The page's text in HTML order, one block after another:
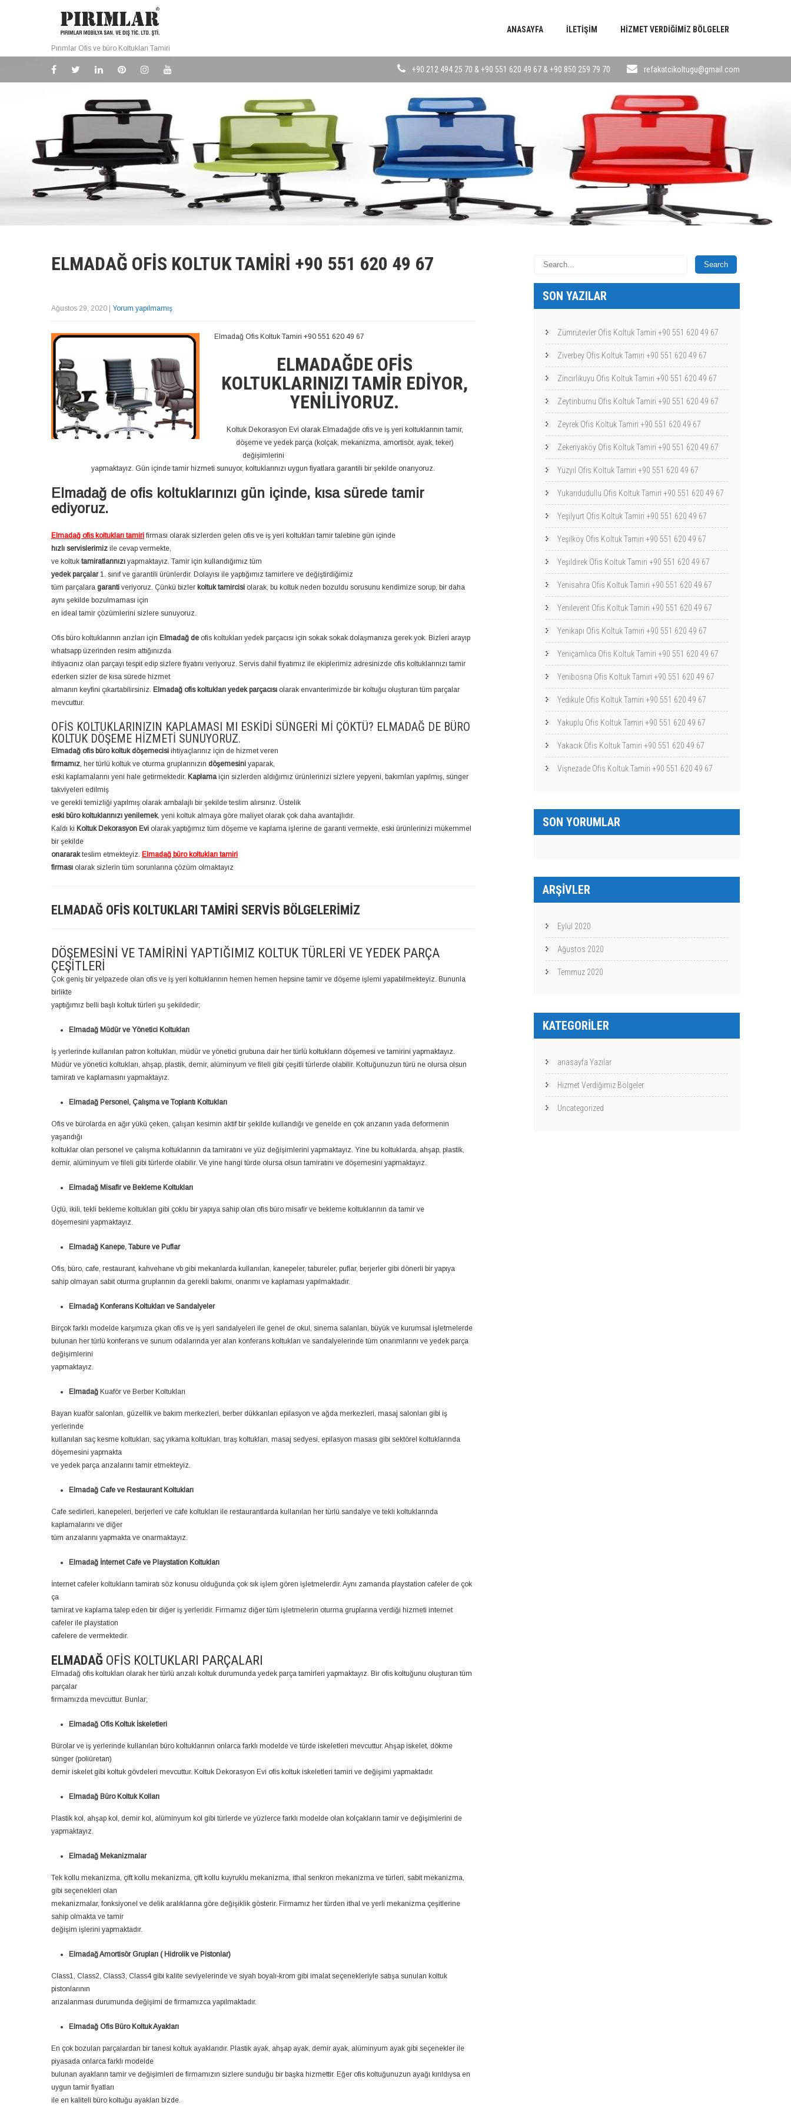
Pırımlar Ofis ve büro Koltukları Tamiri
ANASAYFA İLETIŞIM HIZMET VERDIĞIMIZ BÖLGELER
+90 212 494 25 70 & +90 551 620 49 67 & +90 850 259 79 70 refakatcikoltugu@gmail.com
ELMADAĞ OFIS KOLTUK TAMIRI +90 551 620 49 67
Ağustos 29, 2020 Yorum yapılmamış
Elmadağ Ofis Koltuk Tamiri +90 551 620 49 67
ELMADAĞDE OFIS
KOLTUKLARINIZI TAMIR EDIYOR,
YENILIYORUZ.
Koltuk Dekorasyon Evi olarak Elmadağde ofis ve iş yeri koltuklarının tamir,
döşeme ve yedek parça (kolçak, mekanizma, amortisör, ayak, teker)
değişimlerini
yapmaktayız. Gün içinde tamir hizmeti sunuyor, koltuklarınızı uygun fiyatlara garantili bir şekilde onarıyoruz.
Elmadağ de ofis koltuklarınızı gün içinde, kısa sürede tamir
ediyoruz.
Elmadağ ofis koltukları tamiri firması olarak sizlerden gelen ofis ve iş yeri koltukları tamir talebine gün içinde
hızlı servislerimiz ile cevap vermekte,
ve koltuk tamiratlarınızı yapmaktayız. Tamir için kullandığımız tüm
yedek parçalar1. sınıf ve garantili ürünlerdir. Dolayısı ile yaptığımız tamirlere ve değiştirdiğimiz
tüm parçalara garanti veriyoruz. Çünkü bizler koltuk tamircisi olarak, bu koltuk neden bozuldu sorusunu kendimize sorup, bir daha
aynı şekilde bozulmaması için
en ideal tamir çözümlerini sizlere sunuyoruz.
Ofis büro koltuklarının arızları için Elmadağ de ofis koltukları yedek parçacısı için sokak sokak dolaşmanıza gerek yok. Bizleri arayıp
whatsapp üzerinden resim attığınızda
ihtiyacınız olan parçayı tespit edip sizlere fiyatını veriyoruz. Servis dahil fiyatımız ile ekiplerimiz adresinizde ofis koltuklarınızı tamir
ederken sizler de kısa sürede hizmet
almanın keyfini çıkartabilirsiniz. Elmadağ ofis koltukları yedek parçacısı olarak envanterimizde bir koltuğu oluşturan tüm parçalar
mevcuttur.
OFIS KOLTUKLARINIZIN KAPLAMASI MI ESKIDI SÜNGERI MI ÇÖKTÜ? ELMADAĞ DE BÜRO
KOLTUK DÖŞEME HIZMETI SUNUYORUZ.
Elmadağ ofis büro koltuk döşemecisi ihtiyaçlarınız için de hizmet veren
firmamız, her türlü koltuk ve oturma gruplarınızın döşemesini yaparak,
eski kaplamalarını yeni hale getirmektedir. Kaplamaiçin sizlerden aldığımız ürünlerinizi sizlere yepyeni, bakımları yapılmış, sünger
takviyeleri edilmiş
ve gerekli temizliği yapılmış olarak ambalajlı bir şekilde teslim alırsınız. Üstelik
eski büro koltuklarınızı yenilemek, yeni koltuk almaya göre maliyet olarak çok daha avantajlıdır.
Kaldı ki Koltuk Dekorasyon Evi olarak yaptığımız tüm döşeme ve kaplama işlerine de garanti vermekte, eski ürünlerinizi mükemmel
bir şekilde
onararakteslim etmekteyiz. Elmadağ büro koltukları tamiri
firması olarak sizlerin tüm sorunlarına çözüm olmaktayız
ELMADAĞ OFIS KOLTUKLARI TAMIRI SERVIS BÖLGELERIMIZ
DÖŞEMESINI VE TAMIRINI YAPTIĞIMIZ KOLTUK TÜRLERI VE YEDEK PARÇA
ÇEŞITLERI
Çok geniş bir yelpazede olan ofis ve iş yeri koltuklarının hemen hemen hepsine tamir ve döşeme işlemi yapabilmekteyiz. Bununla
birlikte
yaptığımız belli başlı koltuk türleri şu şekildedir;
Elmadağ Müdür ve Yönetici Koltukları
İş yerlerinde kullanılan patron koltukları, müdür ve yönetici grubuna dair her türlü koltukların döşemesi ve tamirini yapmaktayız.
Müdür ve yönetici koltukları, ahşap, plastik, demir, alüminyum ve fileli gibi çeşitli türlerde olabilir. Koltuğunuzun türü ne olursa olsun
tamiratı ve kaplamasını yapmaktayız.
Elmadağ Personel, Çalışma ve Toplantı Koltukları
Ofis ve bürolarda en ağır yükü çeken, çalışan kesimin aktif bir şekilde kullandığı ve genelde en çok arızanın yada deformenin
yaşandığı
koltuklar olan personel ve çalışma koltuklarının da tamiratını ve yüz değişimlerini yapmaktayız. Yine bu koltuklarda, ahşap, plastik,
demir, alüminyum ve fileli gibi türlerde olabilir. Ve yine hangi türde olursa olsun tamiratını ve döşemesini yapmaktayız.
Elmadağ Misafir ve Bekleme Koltukları
Üçlü, ikili, tekli bekleme koltukları gibi çoklu bir yapıya sahip olan ofis büro misafir ve bekleme koltuklarının da tamir ve
döşemesini yapmaktayız.
Elmadağ Kanepe, Tabure ve Puflar
Ofis, büro, cafe, restaurant, kahvehane vb gibi mekanlarda kullanılan, kanepeler, tabureler, puflar, berjerler gibi dönerli bir yapıya
sahip olmayan sabit oturma gruplarının da gerekli bakımı, onarımı ve kaplaması yapılmaktadır.
Elmadağ Konferans Koltukları ve Sandalyeler
Birçok farklı modelde karşımıza çıkan ofis ve iş yeri sandalyeleri ile genel de okul, sinema salanları, büyük ve kurumsal işletmelerde
bulunan her türlü konferans ve sunum odalarında yer alan konferans koltukları ve sandalyelerinde tüm onarımlarını ve yedek parça
değişimlerini
yapmaktayız.
Elmadağ Kuaför ve Berber Koltukları
Bayan kuaför salonları, güzellik ve bakım merkezleri, berber dükkanları epilasyon ve ağda merkezleri, masaj salonları gibi iş
yerlerinde
kullanılan saç kesme koltukları, saç yıkama koltukları, tıraş koltukları, masaj sedyesi, epilasyon masası gibi sektörel koltuklarında
döşemesini yapmakta
ve yedek parça arızalarını tamir etmekteyiz.
Elmadağ Cafe ve Restaurant Koltukları
Cafe sedirleri, kanepeleri, berjerleri ve cafe koltukları ile restaurantlarda kullanılan her türlü sandalye ve tekli koltuklarında
kaplamalarını ve diğer
tüm arızalarını yapmakta ve onarmaktayız.
Elmadağ İnternet Cafe ve Playstation Koltukları
İnternet cafeler koltukların tamiratı söz konusu olduğunda çok sık işlem gören işletmelerdir. Aynı zamanda playstation cafeler de çok
ça
tamirat ve kaplama talep eden bir diğer iş yerleridir. Firmamız diğer tüm işletmelerin oturma gruplarına verdiği hizmeti internet
cafeler ile playstation
cafelere de vermektedir.
ELMADAĞ OFIS KOLTUKLARI PARÇALARI
Elmadağ ofis koltukları olarak her türlü arızalı koltuk durumunda yedek parça tamirleri yapmaktayız. Bir ofis koltuğunu oluşturan tüm
parçalar
firmamızda mevcuttur. Bunlar;
Elmadağ Ofis Koltuk İskeletleri
Bürolar ve iş yerlerinde kullanılan büro koltuklarının onlarca farklı modelde ve türde iskeletleri mevcuttur. Ahşap iskelet, dökme
sünger (poliüretan)
demir iskelet gibi koltuk gövdeleri mevcuttur. Koltuk Dekorasyon Evi ofis koltuk iskeletleri tamiri ve değişimi yapmaktadır.
Elmadağ Büro Koltuk Kolları
Plastik kol, ahşap kol, demir kol, alüminyum kol gibi türlerde ve yüzlerce farklı modelde olan kolçakların tamir ve değişimlerini de
yapmaktayız.
Elmadağ Mekanizmalar
Tek kollu mekanizma, çift kollu mekanizma, çift kollu kuyruklu mekanizma, ithal senkron mekanizma ve türleri, sabit mekanizma,
gibi seçenekleri olan
mekanizmalar, fonksiyonel ve delik aralıklarına göre değişiklik gösterir. Firmamız her türden ithal ve yerli mekanizma çeşitlerine
sahip olmakta ve tamir
değişim işlerini yapmaktadır.
Elmadağ Amortisör Grupları ( Hidrolik ve Pistonlar)
Class1, Class2, Class3, Class4 gibi kalite seviyelerinde ve siyah boyalı-krom gibi imalat seçenekleriyle satışa sunulan koltuk
pistonlarının
arızalanması durumunda değişimi de firmamızca yapılmaktadır.
Elmadağ Ofis Büro Koltuk Ayakları
En çok bozulan parçalardan bir tanesi koltuk ayaklarıdır. Plastik ayak, ahşap ayak, demir ayak, alüminyum ayak gibi seçenekler ile
piyasada onlarca farklı modelde
bulunan ayakların tamir ve değişimleri de firmamızın sizlere sunduğu bir başka hizmettir. Eğer ofis koltuğunuzun ayağı kırıldıysa en
uygun tamir fiyatları
ile en kaliteli büro koltuğu ayakları bizde.
SON YAZILAR
Zümrütevler Ofis Koltuk Tamiri +90 551 620 49 67
Ziverbey Ofis Koltuk Tamiri +90 551 620 49 67
Zincirlikuyu Ofis Koltuk Tamiri +90 551 620 49 67
Zeytinburnu Ofis Koltuk Tamiri +90 551 620 49 67
Zeyrek Ofis Koltuk Tamiri +90 551 620 49 67
Zekeriyaköy Ofis Koltuk Tamiri +90 551 620 49 67
Yüzyıl Ofis Koltuk Tamiri +90 551 620 49 67
Yukarıdudullu Ofis Koltuk Tamiri +90 551 620 49 67
Yeşilyurt Ofis Koltuk Tamiri +90 551 620 49 67
Yeşilköy Ofis Koltuk Tamiri +90 551 620 49 67
Yeşildirek Ofis Koltuk Tamiri +90 551 620 49 67
Yenisahra Ofis Koltuk Tamiri +90 551 620 49 67
Yenilevent Ofis Koltuk Tamiri +90 551 620 49 67
Yenikapı Ofis Koltuk Tamiri +90 551 620 49 67
Yeniçamlıca Ofis Koltuk Tamiri +90 551 620 49 67
Yenibosna Ofis Koltuk Tamiri +90 551 620 49 67
Yedikule Ofis Koltuk Tamiri +90 551 620 49 67
Yakuplu Ofis Koltuk Tamiri +90 551 620 49 67
Yakacık Ofis Koltuk Tamiri +90 551 620 49 67
Vişnezade Ofis Koltuk Tamiri +90 551 620 49 67
SON YORUMLAR
ARŞIVLER
Eylül 2020
Ağustos 2020
Temmuz 2020
KATEGORILER
anasayfa Yazılar
Hizmet Verdiğimiz Bölgeler
Uncategorized